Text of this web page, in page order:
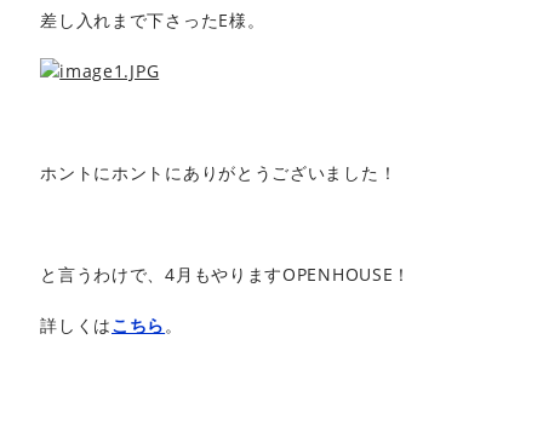
差し入れまで下さったE様。
ホントにホントにありがとうございました！
と言うわけで、4月もやりますOPENHOUSE！
詳しくはこちら。